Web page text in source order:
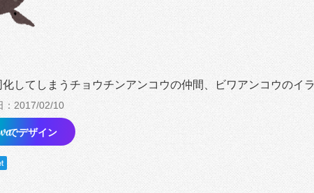
してしまうチョウチンアンコウの仲間、ビワアンコウのイラ
：2017/02/10
でデザイン